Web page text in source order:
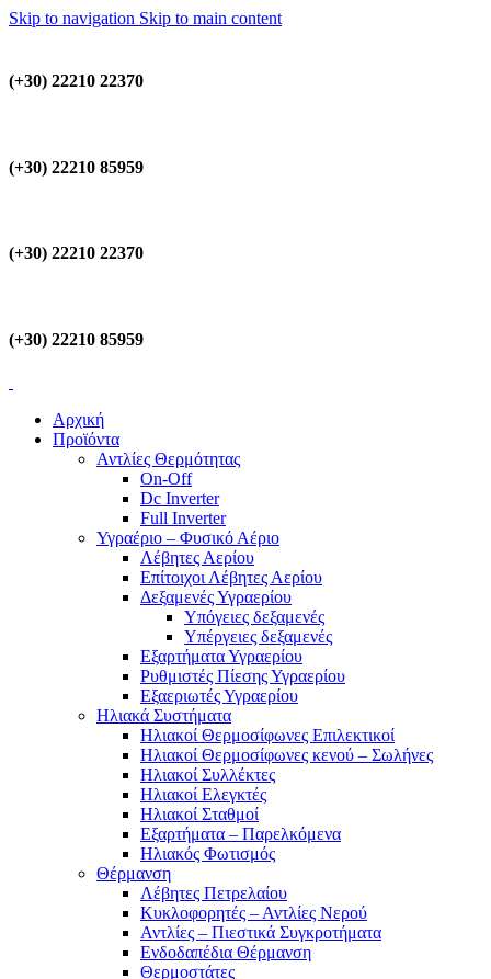
Skip to navigation Skip to main content
(+30) 22210 22370
(+30) 22210 85959
(+30) 22210 22370
(+30) 22210 85959
Αρχική
Προϊόντα
Αντλίες Θερμότητας
On-Off
Dc Inverter
Full Inverter
Υγραέριο – Φυσικό Αέριο
Λέβητες Αερίου
Επίτοιχοι Λέβητες Αερίου
Δεξαμενές Υγραερίου
Υπόγειες δεξαμενές
Υπέργειες δεξαμενές
Εξαρτήματα Υγραερίου
Ρυθμιστές Πίεσης Υγραερίου
Εξαεριωτές Υγραερίου
Ηλιακά Συστήματα
Ηλιακοί Θερμοσίφωνες Επιλεκτικοί
Ηλιακοί Θερμοσίφωνες κενού – Σωλήνες
Ηλιακοί Συλλέκτες
Ηλιακοί Ελεγκτές
Ηλιακοί Σταθμοί
Εξαρτήματα – Παρελκόμενα
Ηλιακός Φωτισμός
Θέρμανση
Λέβητες Πετρελαίου
Κυκλοφορητές – Αντλίες Νερού
Αντλίες – Πιεστικά Συγκροτήματα
Ενδοδαπέδια Θέρμανση
Θερμοστάτες